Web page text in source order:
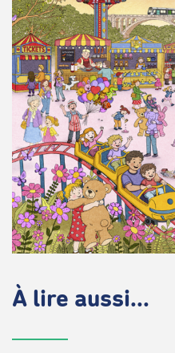
À lire aussi...